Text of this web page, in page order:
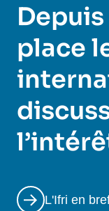
place
L'Ifri en